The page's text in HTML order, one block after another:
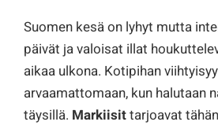
Suomen kesä on lyhyt mutta
päivät ja valoisat illat
aikaa ulkona. Kotipihan
arvaamattomaan, kun halutaan
täysillä. Markiisittarjoavat